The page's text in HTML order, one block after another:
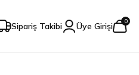
Sipariş Takibi Üye Girişi 0